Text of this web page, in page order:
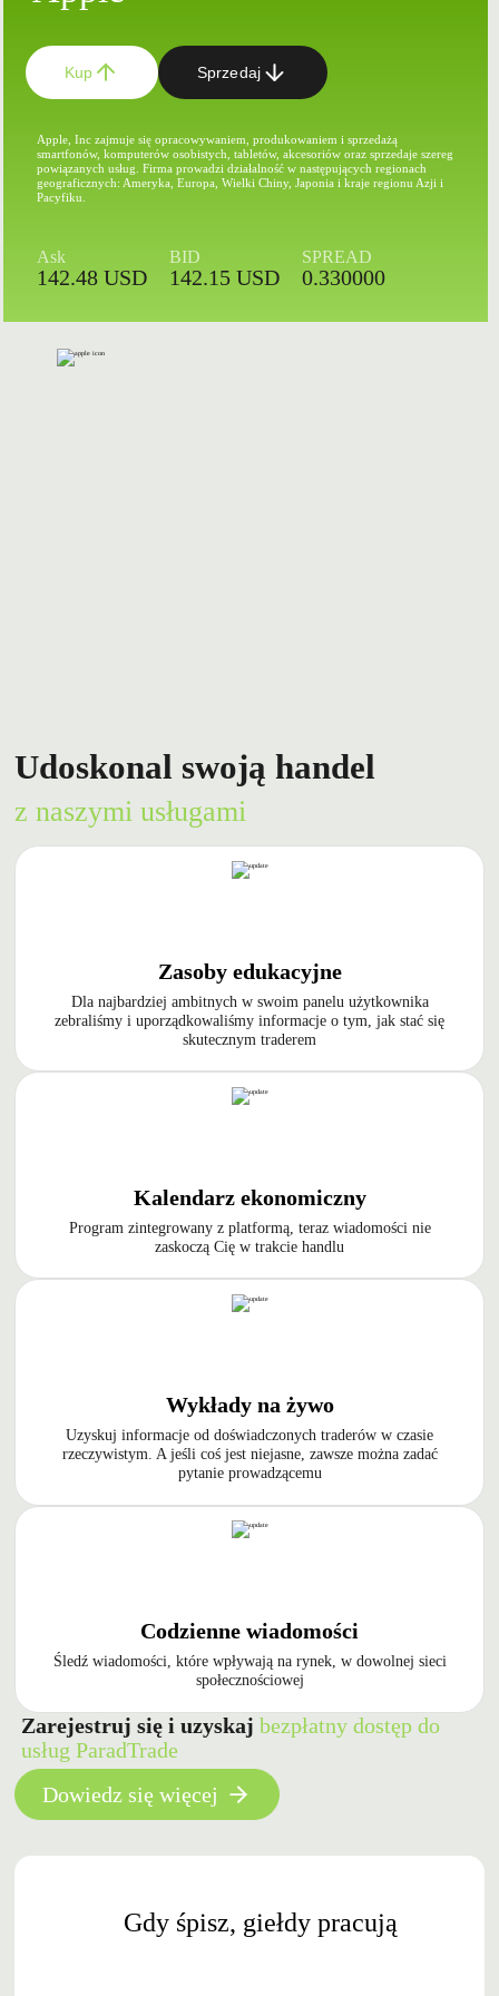
Kup Sprzedaj
Apple, Inc zajmuje się opracowywaniem, produkowaniem i sprzedażą
smartfonów, komputerów osobistych, tabletów, akcesoriów oraz sprzedaje szereg
powiązanych usług. Firma prowadzi działalność w następujących regionach
geograficznych: Ameryka, Europa, Wielki Chiny, Japonia i kraje regionu Azji i
Pacyfiku.
Ask
142.48 USD
BID
142.15 USD
SPREAD
0.330000
Udoskonal swoją handel
z naszymi usługami
Zasoby edukacyjne
Dla najbardziej ambitnych w swoim panelu użytkownika
zebraliśmy i uporządkowaliśmy informacje o tym, jak stać się
skutecznym traderem
Kalendarz ekonomiczny
Program zintegrowany z platformą, teraz wiadomości nie
zaskoczą Cię w trakcie handlu
Wykłady na żywo
Uzyskuj informacje od doświadczonych traderów w czasie
rzeczywistym. A jeśli coś jest niejasne, zawsze można zadać
pytanie prowadzącemu
Codzienne wiadomości
Śledź wiadomości, które wpływają na rynek, w dowolnej sieci
społecznościowej
Zarejestruj się i uzyskajbezpłatny dostęp do
usług ParadTrade
Dowiedz się więcej
Gdy śpisz, giełdy pracują